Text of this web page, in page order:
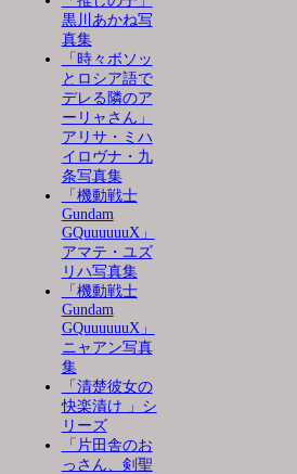
黒川あかね写
真集
「時々ボソッ
とロシア語で
デレる隣のア
ーリャさん」
アリサ・ミハ
イロヴナ・九
条写真集
「機動戦士
Gundam
GQuuuuuuX」
アマテ・ユズ
リハ写真集
「機動戦士
Gundam
GQuuuuuuX」
ニャアン写真
集
「清楚彼女の
快楽漬け 」シ
リーズ
「片田舎のお
っさん、剣聖